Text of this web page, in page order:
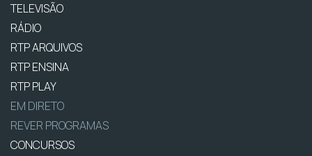
TELEVISÃO
RÁDIO
RTP ARQUIVOS
RTP ENSINA
RTP PLAY
EM DIRETO
REVER PROGRAMAS
CONCURSOS